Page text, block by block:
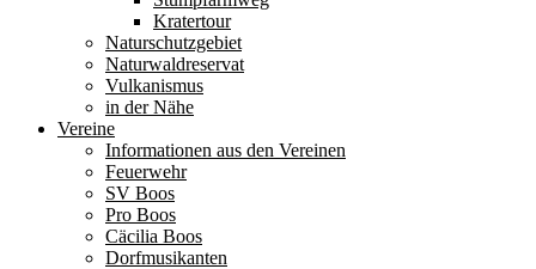
Kratertour
Naturschutzgebiet
Naturwaldreservat
Vulkanismus
in der Nähe
Vereine
Informationen aus den Vereinen
Feuerwehr
SV Boos
Pro Boos
Cäcilia Boos
Dorfmusikanten